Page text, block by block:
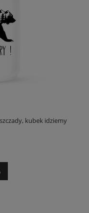
kubek idziemy